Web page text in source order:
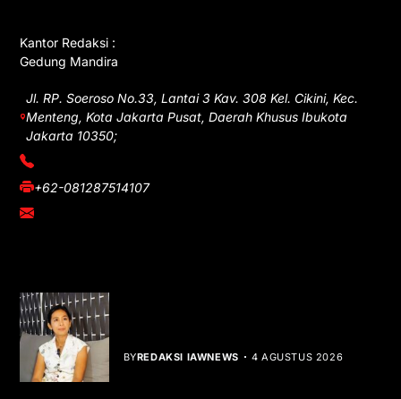
Kantor Redaksi :
Gedung Mandira
Jl. RP. Soeroso No.33, Lantai 3 Kav. 308 Kel. Cikini, Kec.
Menteng, Kota Jakarta Pusat, Daerah Khusus Ibukota
Jakarta 10350;
(021) 3908026
+62-081287514107
adm@iawnews.com
BYREDAKSI IAWNEWS 4 AGUSTUS 2026